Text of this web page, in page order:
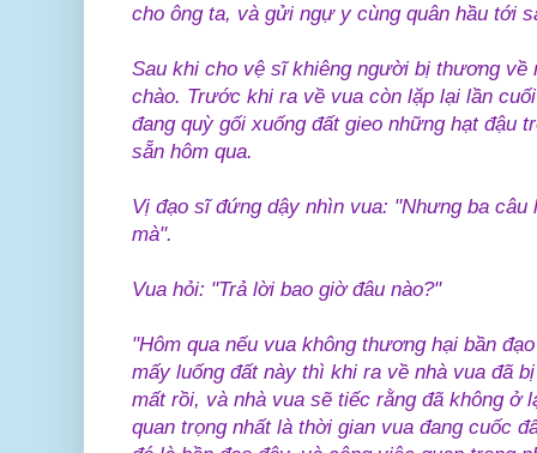
cho ông ta, và gửi ngự y cùng quân hầu tới
Sau khi cho vệ sĩ khiêng người bị thương về
chào. Trước khi ra về vua còn lặp lại lần
đang quỳ gối xuống đất gieo những hạt đậu
sẵn hôm qua.
Vị đạo sĩ đứng dậy nhìn vua: "Nhưng ba
mà".
Vua hỏi: "Trả lời bao giờ đâu nào?"
"Hôm qua nếu vua không thương hại bần
mấy luống đất này thì khi ra về nhà vua đã
mất rồi, và nhà vua sẽ tiếc rằng đã không ở
quan trọng nhất là thời gian vua đang cuốc